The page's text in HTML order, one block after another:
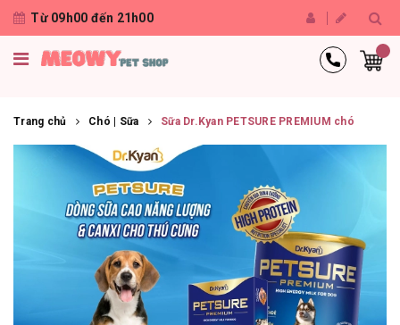
Từ 09h00 đến 21h00
Trang chủ Chó | Sữa Sữa Dr.Kyan PETSURE PREMIUM chó